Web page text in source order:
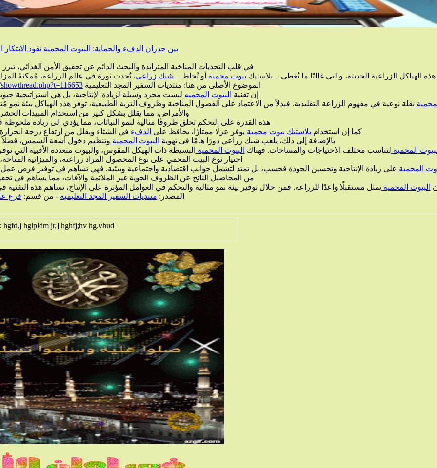
بين جدران الدفء والحماية: البيوت المحمية تقود الابتكار
في قلب التحديات المناخية المتزايدة والبحث الدائم عن تحقيق الأمن الغذائي،
هذه الهياكل الزراعية الحديثة، والتي غالبًا ما تُغطى بـ بلاستيك بيوت محمية أو تُحاط بـ شبك زراعي، تُحدث ثورة في عالم الزراعة، مُمكنةً المزارعين من
الموضوع الأصلى من هنا: منتديات السفير المجد التعليمية
إن تقنية البيوت المحميه ليست مجرد وسيلة لزيادة الإنتاجية، بل هي استراتيجية
نقلة نوعية في مفهوم الزراعة التقليدية. فبدلاً من الاعتماد على الفصول المناخية وظروف التربة الطبيعية، توفر هذه الهياكل بيئة
والأمراض، مما يقلل بشكل كبير من استخدام المبيدات
هذه القدرة على التحكم تخلق ظروفًا مثالية لنمو النباتات، مما يؤدي إلى زيادة
كما إن استخدام بلاستيك بيوت محمية يوفر عزلًا ممتازًا، يحافظ على الدفء في الشتاء ويقلل من ارتفاع درجة
بالإضافة إلى ذلك، يلعب شبك زراعي دورًا هامًا في تهوية البيوت المحمية وتنظيم دخول أشعة الشمس، فضلاً
المحمية لتناسب مختلف الاحتياجات والمساحات. فهناك البيوت المحمية البسيطة ذات الهيكل المقوس، والبيوت متعددة الأقبية التي
اختيار نوع البيت المحمي على نوع المحصول المراد زراعته، والميزانية
المحمية على زيادة الإنتاجية وتحسين الجودة فحسب، بل تمتد لتشمل جوانب اقتصادية واجتماعية وبيئية. فهي تساهم في توفير فرص عمل
من المحاصيل الناتج عن الظروف الجوية غير الملائمة والآفات، مما يساهم في
البيوت المحميةتمثل مستقبلًا واعدًا للزراعة. فمن خلال توفير بيئة نمو مثالية والتحكم في العوامل المؤثرة على الإنتاج، تساهم هذه
المصدر: منتديات السفير المجد التعليمية - من قسم: فرع
hglpldm jr,] hghfj;hv hg.vhud